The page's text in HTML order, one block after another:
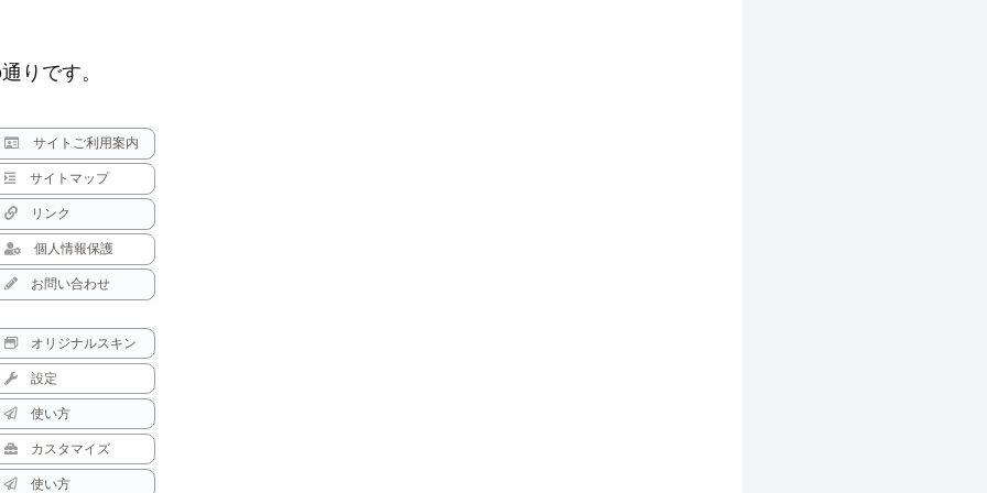
りです。
サイトご利用案内
サイトマップ
リンク
個人情報保護
お問い合わせ
オリジナルスキン
設定
使い方
カスタマイズ
使い方